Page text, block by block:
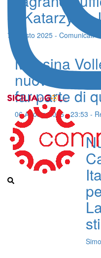
di Katarzyna
7 Agosto 2025 - Comunicati
Messina
nuovo
far parte di
06 Agosto 2026 - 23:53 -